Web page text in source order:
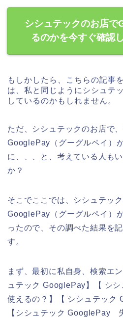
シシュテックのお店で
るのかを今すぐ確認
もしかしたら、こちらの記事
は、私と同じようにシシュテ
しているのかもしれません。
ただ、シシュテックのお店で
GooglePay（グーグルペイ）
に、、、と、考えている人も
か？
そこでここでは、シシュテック
GooglePay（グーグルペイ）
ったので、その調べた結果を
す。
まず、最初に私自身、検索エ
ュテック GooglePay】【 シ
使えるの？】【 シシュテック
【シシュテック GooglePay